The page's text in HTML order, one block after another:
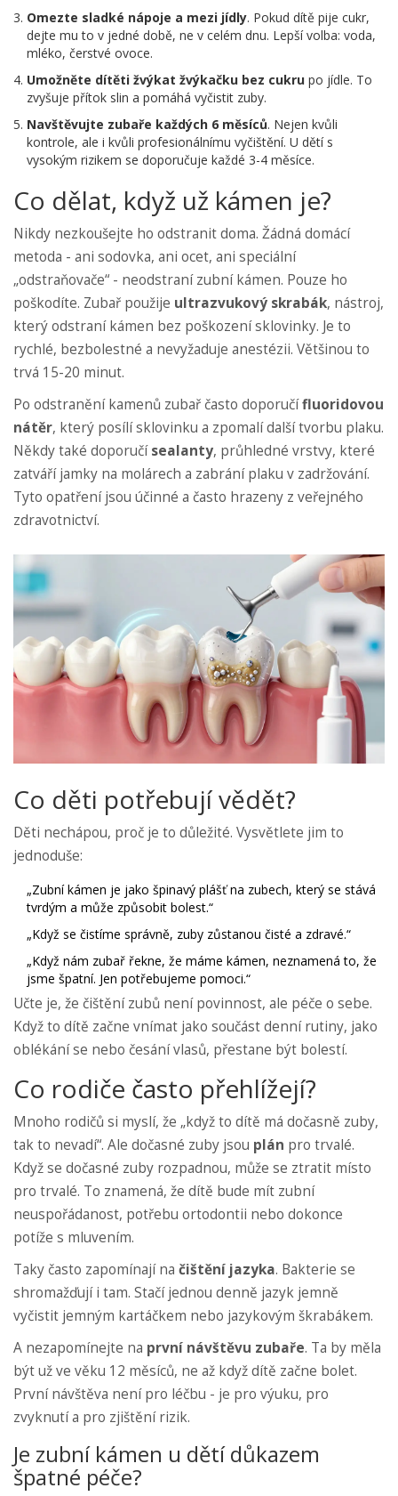
Omezte sladké nápoje a mezi jídly. Pokud dítě pije cukr,
dejte mu to v jedné době, ne v celém dnu. Lepší volba: voda,
mléko, čerstvé ovoce.
Umožněte dítěti žvýkat žvýkačku bez cukru po jídle. To
zvyšuje přítok slin a pomáhá vyčistit zuby.
Navštěvujte zubaře každých 6 měsíců. Nejen kvůli
kontrole, ale i kvůli profesionálnímu vyčištění. U dětí s
vysokým rizikem se doporučuje každé 3-4 měsíce.
Co dělat, když už kámen je?
Nikdy nezkoušejte ho odstranit doma. Žádná domácí
metoda - ani sodovka, ani ocet, ani speciální
„odstraňovače“ - neodstraní zubní kámen. Pouze ho
poškodíte. Zubař použije ultrazvukový skrabák, nástroj,
který odstraní kámen bez poškození sklovinky. Je to
rychlé, bezbolestné a nevyžaduje anestézii. Většinou to
trvá 15-20 minut.
Po odstranění kamenů zubař často doporučífluoridovou
nátěr, který posílí sklovinku a zpomalí další tvorbu plaku.
Někdy také doporučísealanty, průhledné vrstvy, které
zatváří jamky na molárech a zabrání plaku v zadržování.
Tyto opatření jsou účinné a často hrazeny z veřejného
zdravotnictví.
Co děti potřebují vědět?
Děti nechápou, proč je to důležité. Vysvětlete jim to
jednoduše:
„Zubní kámen je jako špinavý plášť na zubech, který se stává
tvrdým a může způsobit bolest.“
„Když se čistíme správně, zuby zůstanou čisté a zdravé.“
„Když nám zubař řekne, že máme kámen, neznamená to, že
jsme špatní. Jen potřebujeme pomoci.“
Učte je, že čištění zubů není povinnost, ale péče o sebe.
Když to dítě začne vnímat jako součást denní rutiny, jako
oblékání se nebo česání vlasů, přestane být bolestí.
Co rodiče často přehlížejí?
Mnoho rodičů si myslí, že „když to dítě má dočasně zuby,
tak to nevadí“. Ale dočasné zuby jsou plán pro trvalé.
Když se dočasné zuby rozpadnou, může se ztratit místo
pro trvalé. To znamená, že dítě bude mít zubní
neuspořádanost, potřebu ortodontii nebo dokonce
potíže s mluvením.
Taky často zapomínají na čištění jazyka. Bakterie se
shromažďují i tam. Stačí jednou denně jazyk jemně
vyčistit jemným kartáčkem nebo jazykovým škrabákem.
A nezapomínejte na první návštěvu zubaře. Ta by měla
být už ve věku 12 měsíců, ne až když dítě začne bolet.
První návštěva není pro léčbu - je pro výuku, pro
zvyknutí a pro zjištění rizik.
Je zubní kámen u dětí důkazem
špatné péče?